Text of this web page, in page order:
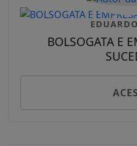
BOLSOGATA E